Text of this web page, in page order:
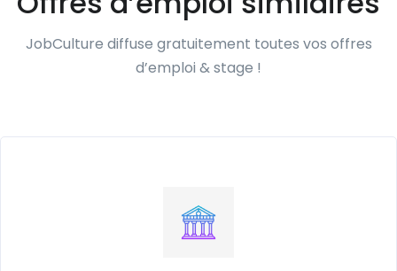
JobCulture diffuse gratuitement toutes vos offres
d’emploi & stage !